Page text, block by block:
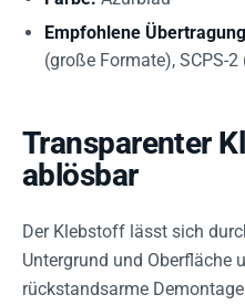
Empfohlene
(große Formate), SCPS-
Transparenter
ablösbar
Der Klebstoff lässt sich
Untergrund und Oberfläche
rückstandsarme